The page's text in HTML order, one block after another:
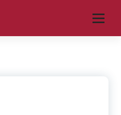
mercados, bolsas, tipo de cambio,